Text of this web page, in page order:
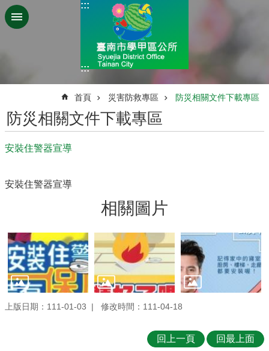
跳到主要內容區塊
:::
:::
首頁 災害防救專區 防災相關文件下載專區
防災相關文件下載專區
安裝住警器宣導
安裝住警器宣導
相關圖片
上版日期：111-01-03 修改時間：111-04-18
回上一頁 回最上面